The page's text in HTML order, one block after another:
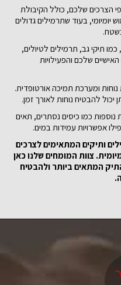
הצרכים שלכם, כולל הקיבולת
יומיומי, בעוד שתרמילים גדולים
כמו תיקי גב, תרמילים לטיולים,
שלכם והפעילויות
ומערכת תמיכה אורטופדית.
יכול להבטיח נוחות לאורך זמן.
נוספות כמו כיסים נסתרים, תאים
אפשרויות עמידות במים.
ותיקים המתאימים לצרכים
צוות המומחים שלנו כאן
המתאים ביותר ולהבטיח